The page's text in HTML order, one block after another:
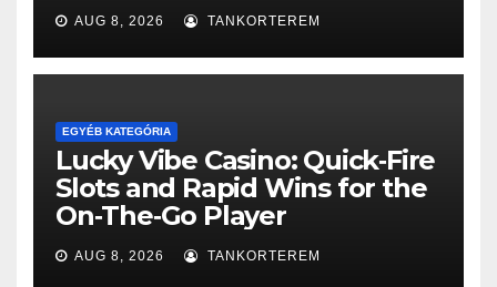
AUG 8, 2026 TANKORTEREM
EGYÉB KATEGÓRIA
Lucky Vibe Casino: Quick‑Fire
Slots and Rapid Wins for the
On‑The‑Go Player
AUG 8, 2026 TANKORTEREM